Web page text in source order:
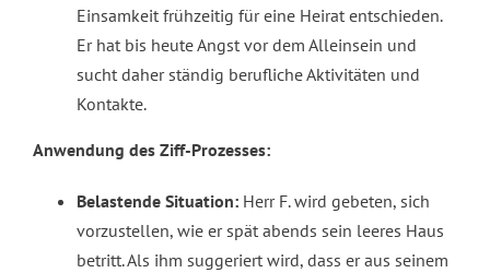
Einsamkeit frühzeitig für eine Heirat entschieden.
Er hat bis heute Angst vor dem Alleinsein und
sucht daher ständig berufliche Aktivitäten und
Kontakte.
Anwendung des Ziff-Prozesses:
Belastende Situation: Herr F. wird gebeten, sich
vorzustellen, wie er spät abends sein leeres Haus
betritt. Als ihm suggeriert wird, dass er aus seinem